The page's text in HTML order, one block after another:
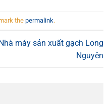
the permalink.
máy sản xuất gạch Long
Nguyên